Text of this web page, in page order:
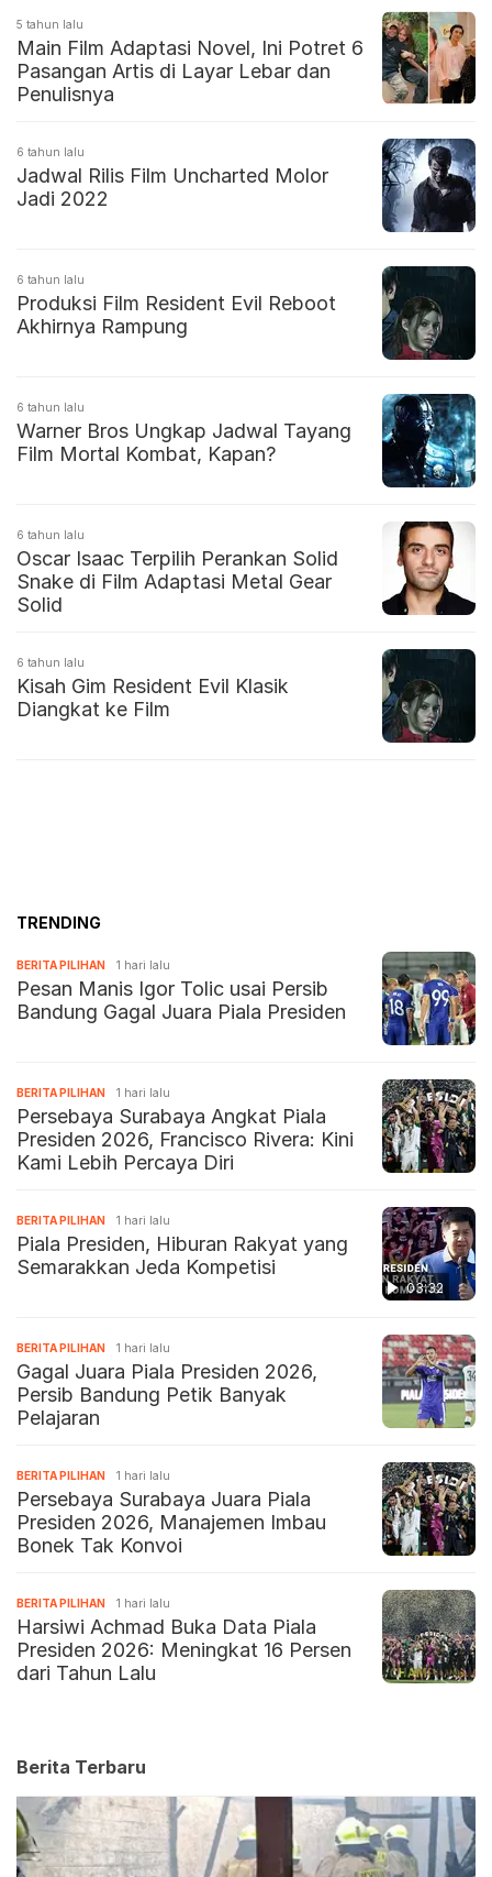
5 tahun lalu
Main Film Adaptasi Novel, Ini Potret 6
Pasangan Artis di Layar Lebar dan
Penulisnya
6 tahun lalu
Jadwal Rilis Film Uncharted Molor
Jadi 2022
6 tahun lalu
Produksi Film Resident Evil Reboot
Akhirnya Rampung
6 tahun lalu
Warner Bros Ungkap Jadwal Tayang
Film Mortal Kombat, Kapan?
6 tahun lalu
Oscar Isaac Terpilih Perankan Solid
Snake di Film Adaptasi Metal Gear
Solid
6 tahun lalu
Kisah Gim Resident Evil Klasik
Diangkat ke Film
TRENDING
BERITA PILIHAN 1 hari lalu
Pesan Manis Igor Tolic usai Persib
Bandung Gagal Juara Piala Presiden
BERITA PILIHAN 1 hari lalu
Persebaya Surabaya Angkat Piala
Presiden 2026, Francisco Rivera: Kini
Kami Lebih Percaya Diri
03:32
BERITA PILIHAN 1 hari lalu
Piala Presiden, Hiburan Rakyat yang
Semarakkan Jeda Kompetisi
BERITA PILIHAN 1 hari lalu
Gagal Juara Piala Presiden 2026,
Persib Bandung Petik Banyak
Pelajaran
BERITA PILIHAN 1 hari lalu
Persebaya Surabaya Juara Piala
Presiden 2026, Manajemen Imbau
Bonek Tak Konvoi
BERITA PILIHAN 1 hari lalu
Harsiwi Achmad Buka Data Piala
Presiden 2026: Meningkat 16 Persen
dari Tahun Lalu
Berita Terbaru